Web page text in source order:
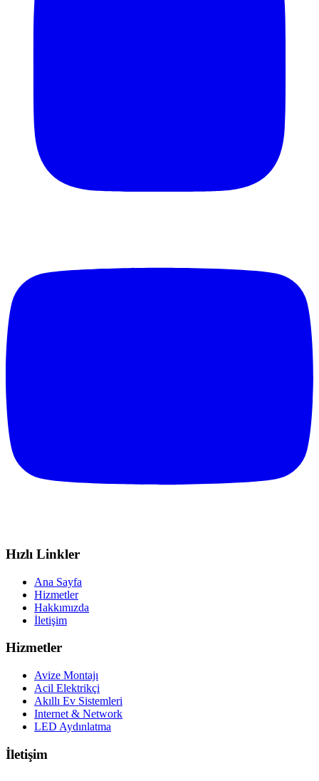
Hızlı Linkler
Ana Sayfa
Hizmetler
Hakkımızda
İletişim
Hizmetler
Avize Montajı
Acil Elektrikçi
Akıllı Ev Sistemleri
Internet & Network
LED Aydınlatma
İletişim